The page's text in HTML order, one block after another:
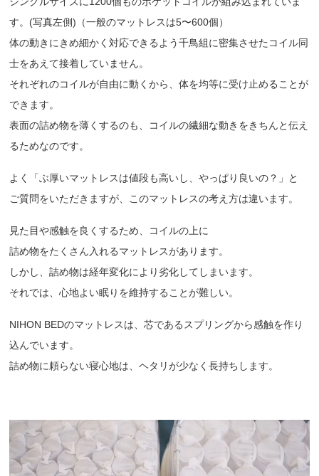
す。(写真左側)（一般のマットレスは5〜600個）
体の動きにきめ細かく対応できるよう千鳥組に密集させたコイル同
士をあえて接着していません。
それぞれのコイルが自由に動くから、体を均等に受け止めることが
できます。
表面の詰め物を薄くするのも、コイルの繊細な動きをきちんと伝え
るためなのです。
よく「ぶ厚いマットレスは値段も高いし、やっぱり良いの？」と
ご質問をいただきますが、このマットレスの考え方は違います。
見た目や感触を良くするため、コイルの上に
詰め物をたくさん入れるマットレスがあります。
しかし、詰め物は経年変化により劣化してしまいます。
それでは、心地よい眠りを維持することが難しい。
NIHON BEDのマットレスは、芯であるスプリングから感触を作り
込んでいます。
詰め物に頼らない寝心地は、ヘタリが少なく長持ちします。